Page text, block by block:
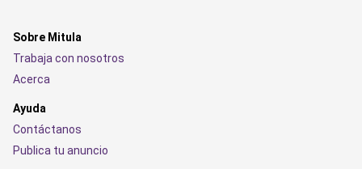
Sobre Mitula
Trabaja con nosotros
Acerca
Ayuda
Contáctanos
Publica tu anuncio